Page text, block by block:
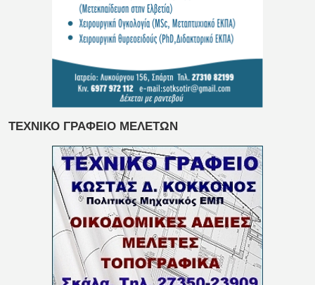
ΤΕΧΝΙΚΟ ΓΡΑΦΕΙΟ ΜΕΛΕΤΩΝ